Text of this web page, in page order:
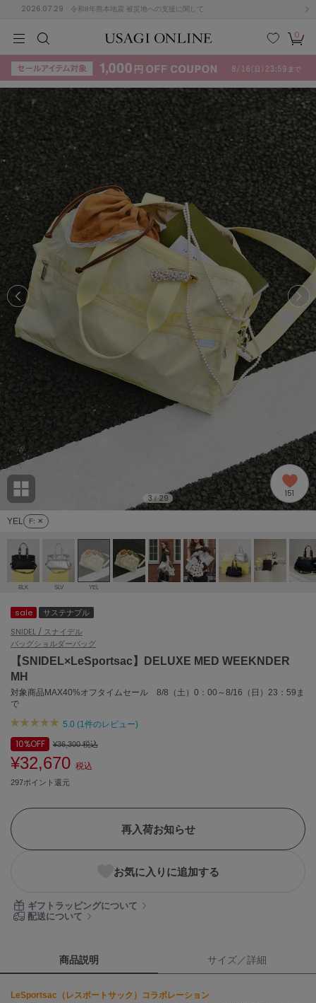
2026.07.29 令和8年熊本地震 被災地への支援に関して
検索
お気
に入
カー
ト
0
KIDSBABYBEAUTYLIFE STYLE
(715)
(3074)
ス/ドレス (1179)
(570)
ームウェア (535)
(121)
(2005)
リー (664)
ョン雑貨 (865)
/ランジェリー (127)
ェア (121)
(124)
KIDSBABYBEAUTYLIFE STYLE
B C D
J K M N
P Q R S
X Y Z
その
他
ACYM
アシーム
adidas
アディダス
adidas by Stella McCartney
アディダス バイ ステラマッカートニー
ALLISON BROWN
アリソンブラウン
amabro
アマブロ
Ame no chi Hare
アメノチハレ
AMOMMA
ánuans
ànuke
アンヌーク
ASICS
アシックス
バレリット
BANDOLIER
バンドリヤー
Beyond Closet
ビヨンドクローゼット
Calvin Klein
カルバン・クライン
セロン
YEL F: ✕
3 /29 151
BLK SLV YEL
sale
サステナブル
SNIDEL / スナイデル
バッグショルダーバッグ
【SNIDEL×LeSportsac】DELUXE MED WEEKNDER
MH
対象商品MAX40%オフタイムセール 8/8（土）0：00～8/16（日）23：59ま
で
5.0 (1件のレビュー)
10%OFF ¥36,300税込
¥32,670 税込
297ポイント還元
再入荷お知らせ
お気に入りに追加する
ギフトラッピングについて
配送について
商品説明 サイズ／詳細
LeSportsac（レスポートサック）コラボレーション